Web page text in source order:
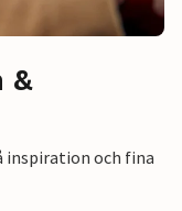
&
och fina